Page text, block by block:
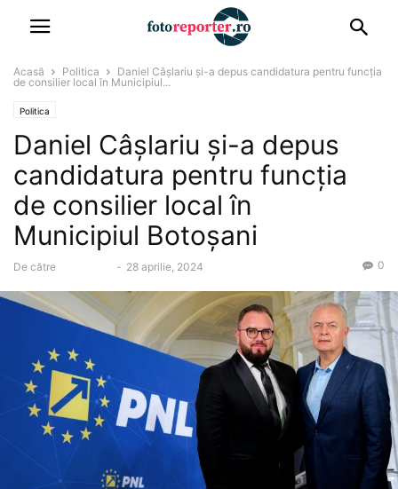
Acasă Politica
Daniel Câșlariu și-a depus candidatura pentru funcția
de consilier local în Municipiul...
Politica
Daniel Câșlariu și-a depus
candidatura pentru funcția
de consilier local în
Municipiul Botoșani
De către - 28 aprilie, 2024 0